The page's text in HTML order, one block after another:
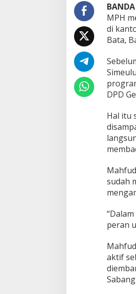
MPH
di
Bata,
DPD
Hal itu
sudah
peran
aktif